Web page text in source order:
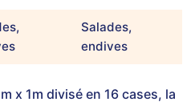
Salades,
endives
x 1m divisé en 16 cases, la